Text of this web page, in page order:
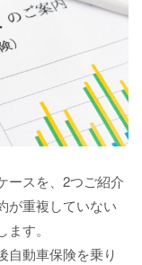
ースを、2つご紹介
が重複していない
す。
自動車保険を乗り